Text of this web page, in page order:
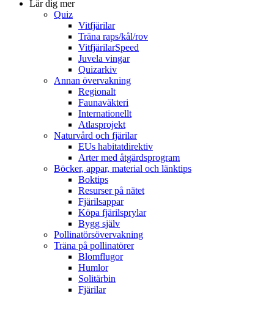
Lär dig mer
Quiz
Vitfjärilar
Träna raps/kål/rov
VitfjärilarSpeed
Juvela vingar
Quizarkiv
Annan övervakning
Regionalt
Faunaväkteri
Internationellt
Atlasprojekt
Naturvård och fjärilar
EUs habitatdirektiv
Arter med åtgärdsprogram
Böcker, appar, material och länktips
Boktips
Resurser på nätet
Fjärilsappar
Köpa fjärilsprylar
Bygg själv
Pollinatörsövervakning
Träna på pollinatörer
Blomflugor
Humlor
Solitärbin
Fjärilar